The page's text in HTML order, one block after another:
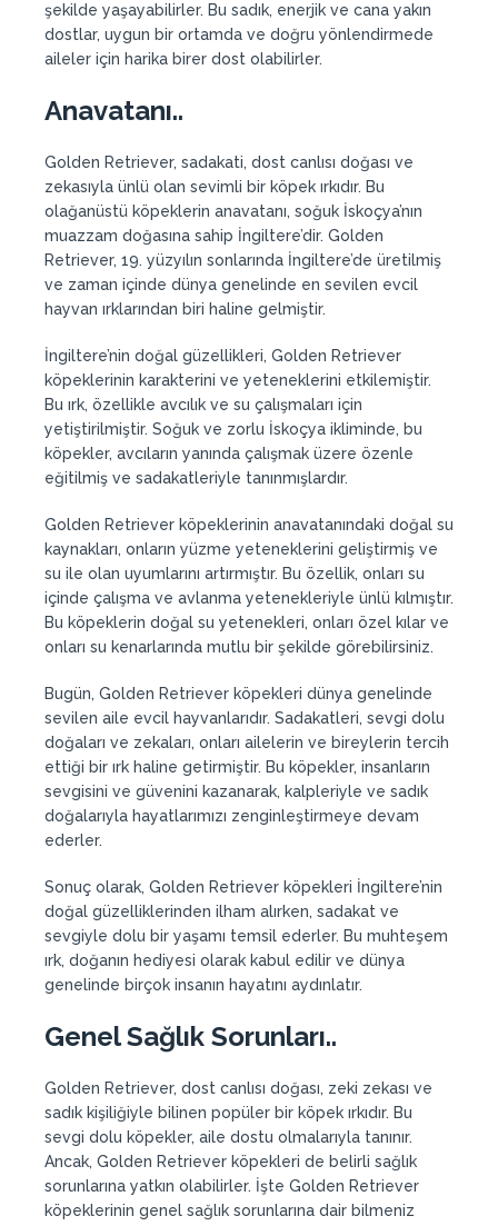
şekilde yaşayabilirler. Bu sadık, enerjik ve cana yakın
dostlar, uygun bir ortamda ve doğru yönlendirmede
aileler için harika birer dost olabilirler.
Anavatanı..
Golden Retriever, sadakati, dost canlısı doğası ve
zekasıyla ünlü olan sevimli bir köpek ırkıdır. Bu
olağanüstü köpeklerin anavatanı, soğuk İskoçya’nın
muazzam doğasına sahip İngiltere’dir. Golden
Retriever, 19. yüzyılın sonlarında İngiltere’de üretilmiş
ve zaman içinde dünya genelinde en sevilen evcil
hayvan ırklarından biri haline gelmiştir.
İngiltere’nin doğal güzellikleri, Golden Retriever
köpeklerinin karakterini ve yeteneklerini etkilemiştir.
Bu ırk, özellikle avcılık ve su çalışmaları için
yetiştirilmiştir. Soğuk ve zorlu İskoçya ikliminde, bu
köpekler, avcıların yanında çalışmak üzere özenle
eğitilmiş ve sadakatleriyle tanınmışlardır.
Golden Retriever köpeklerinin anavatanındaki doğal su
kaynakları, onların yüzme yeteneklerini geliştirmiş ve
su ile olan uyumlarını artırmıştır. Bu özellik, onları su
içinde çalışma ve avlanma yetenekleriyle ünlü kılmıştır.
Bu köpeklerin doğal su yetenekleri, onları özel kılar ve
onları su kenarlarında mutlu bir şekilde görebilirsiniz.
Bugün, Golden Retriever köpekleri dünya genelinde
sevilen aile evcil hayvanlarıdır. Sadakatleri, sevgi dolu
doğaları ve zekaları, onları ailelerin ve bireylerin tercih
ettiği bir ırk haline getirmiştir. Bu köpekler, insanların
sevgisini ve güvenini kazanarak, kalpleriyle ve sadık
doğalarıyla hayatlarımızı zenginleştirmeye devam
ederler.
Sonuç olarak, Golden Retriever köpekleri İngiltere’nin
doğal güzelliklerinden ilham alırken, sadakat ve
sevgiyle dolu bir yaşamı temsil ederler. Bu muhteşem
ırk, doğanın hediyesi olarak kabul edilir ve dünya
genelinde birçok insanın hayatını aydınlatır.
Genel Sağlık Sorunları..
Golden Retriever, dost canlısı doğası, zeki zekası ve
sadık kişiliğiyle bilinen popüler bir köpek ırkıdır. Bu
sevgi dolu köpekler, aile dostu olmalarıyla tanınır.
Ancak, Golden Retriever köpekleri de belirli sağlık
sorunlarına yatkın olabilirler. İşte Golden Retriever
köpeklerinin genel sağlık sorunlarına dair bilmeniz